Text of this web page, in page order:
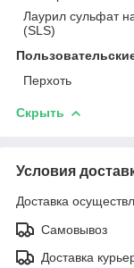
Лаурил сульфат
(SLS)
Перхоть
Скрыть
Условия
Доставка
Самовывоз
Доставка